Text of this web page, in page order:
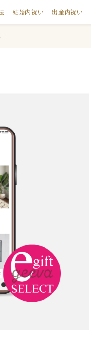
結婚内祝い 出産内祝い